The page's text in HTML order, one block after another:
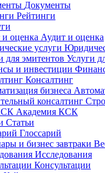
Документы
Рейтинги
оценка Аудит и оценка
услуги
для эмитентов Услуги
и инвестиции
Консалтинг
бизнеса
консалтинг
Академия КСК
Статьи
Глоссарий
и бизнес завтраки
Исследования
Консультации